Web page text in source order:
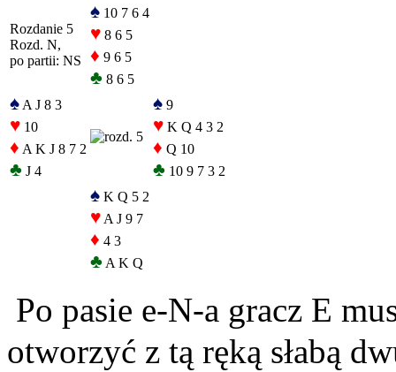
Rozdanie 5
Rozd. N,
po partii: NS
♠ 10 7 6 4
♥ 8 6 5
♦ 9 6 5
♣ 8 6 5
♠ A J 8 3
♥ 10
♦ A K J 8 7 2
♣ J 4
♠ 9
♥ K Q 4 3 2
♦ Q 10
♣ 10 9 7 3 2
♠ K Q 5 2
♥ A J 9 7
♦ 4 3
♣ A K Q
Po pasie e-N-a gracz E
otworzyć z tą ręką słabą